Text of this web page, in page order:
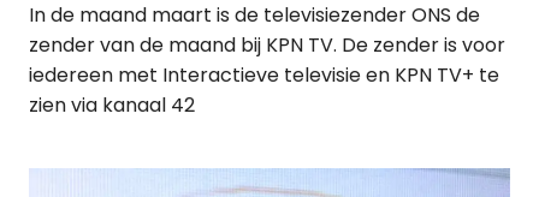
In de maand maart is de televisiezender ONS de
zender van de maand bij KPN TV. De zender is voor
iedereen met Interactieve televisie en KPN TV+ te
zien via kanaal 42